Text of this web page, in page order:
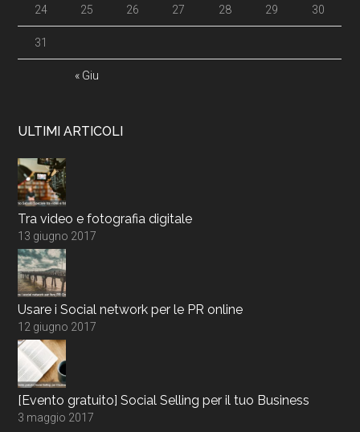
« Giu
24 25 26 27 28 29 30
31
ULTIMI ARTICOLI
Tra video e fotografia digitale
13 giugno 2017
Usare i Social network per le PR online
12 giugno 2017
[Evento gratuito] Social Selling per il tuo Business
3 maggio 2017